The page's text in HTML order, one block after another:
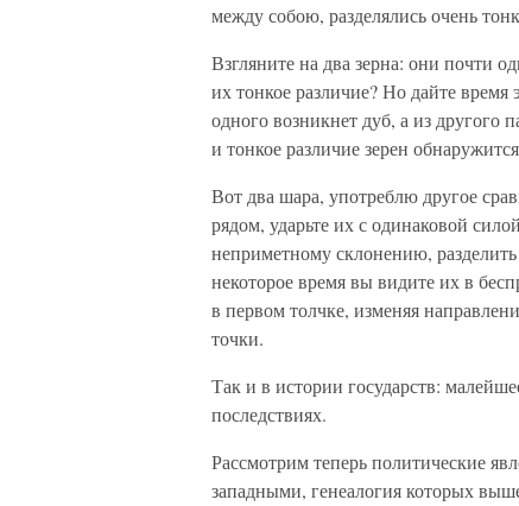
между собою, разделялись очень
Взгляните на два зерна: они почти
их тонкое различие? Но дайте
одного возникнет дуб, а из другого
и тонкое различие зерен
Вот два шара, употреблю другое
рядом, ударьте их с одинаковой
неприметному склонению,
некоторое время вы видите их в
в первом толчке, изменяя
точки.
Так и в истории государств:
последствиях.
Рассмотрим теперь политические
западными, генеалогия которых